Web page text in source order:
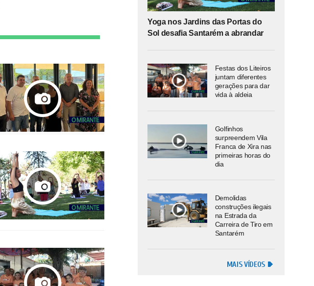
Yoga nos Jardins das Portas do
Sol desafia Santarém a abrandar
Festas dos Liteiros
juntam diferentes
gerações para dar
vida à aldeia
Golfinhos
surpreendem Vila
Franca de Xira nas
primeiras horas do
dia
Demolidas
construções ilegais
na Estrada da
Carreira de Tiro em
Santarém
MAIS VÍDEOS